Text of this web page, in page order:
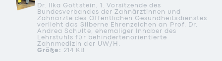
Dr. Ilka Gottstein, 1. Vorsitzende des
Bundesverbandes der Zahnärztinnen und
Zahnärzte des Öffentlichen Gesundheitsdienstes
verlieht das Silberne Ehrenzeichen an Prof. Dr.
Andrea Schulte, ehemaliger Inhaber des
Lehrstuhls für behindertenorientierte
Zahnmedizin der UW/H .
Größe:214 KB